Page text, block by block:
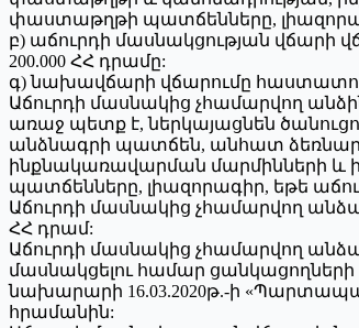
փաստաթղթի պատճենները,
բ) աճուրդի մասնակցության վճարի
200.000 ՀՀ դրամը:
գ) նախավճարի վճարումը
Աճուրդի մասնակից չհամարվող
առաջ պետք է, ներկայացնեն
անձնագրի պատճեն, անհատ
ինքնակառավարման մարմինների
պատճենները, լիազորագիր, եթե
Աճուրդի մասնակից չհամարվող
ՀՀ դրամ:
Աճուրդի մասնակից չհամարվող
մասնակցելու համար
նախարարի 16.03.2020թ.-ի
հրամանին: